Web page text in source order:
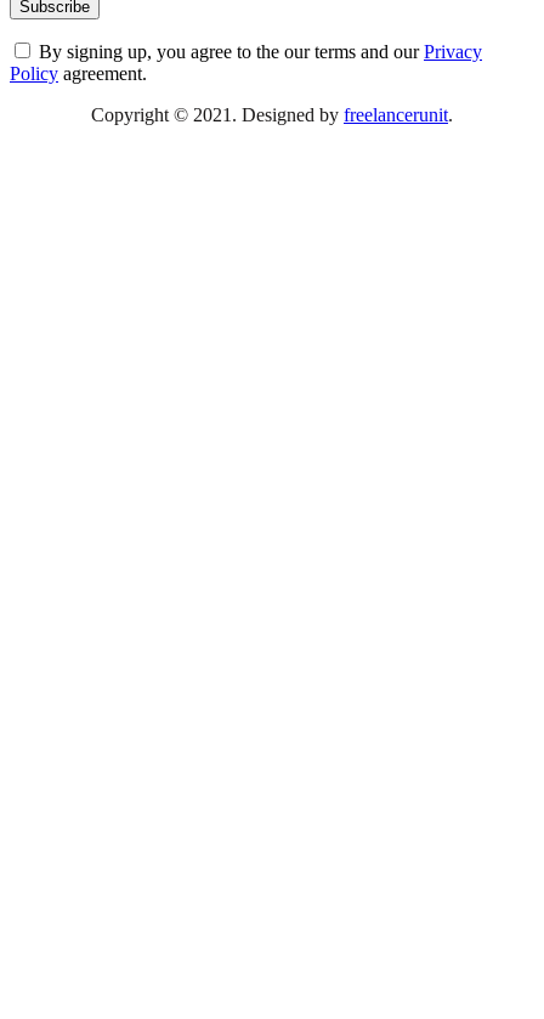
By signing up, you agree to the our terms and ourPrivacy
Policy agreement.
Copyright © 2021. Designed by freelancerunit.